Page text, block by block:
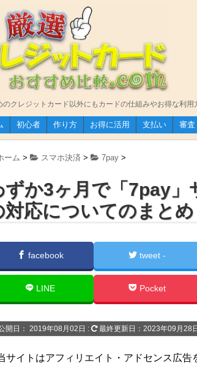
のクレジットカード以外にもカードの仕組みやお得な利用
初心者 作り方 お得に活用 支払い 審査
ーム > スマホ決済 > 7pay >
ずか3ヶ月で「7pay」
対応についてのまとめ
facebook tweet -
LINE Pocket
開日： 2019年08月02日 : 最終更新日：2023年09月28日
サイトはアフィリエイト・アドセンス広告